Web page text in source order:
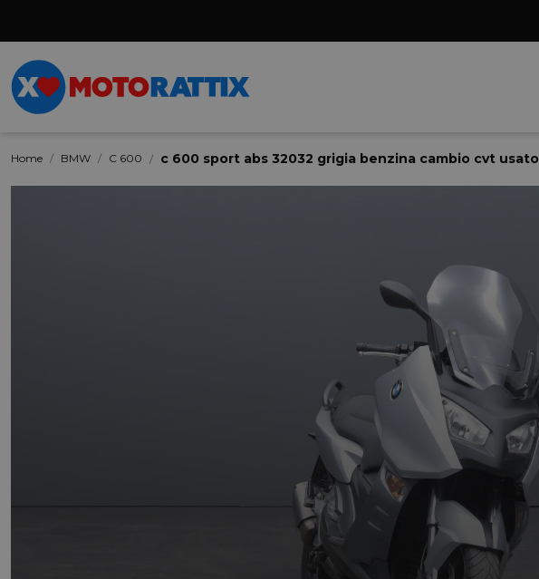
Home BMW C 600 c 600 sport abs 32032 grigia benzina cambio cvt usato